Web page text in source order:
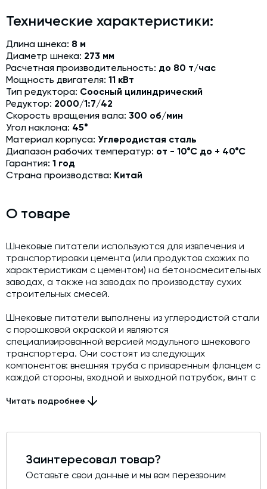
Срочная техпомощь. Онлайн-обследование и ремонт
завода
Доставка, шеф-монтаж и пуско-наладка и обучение
Автоматизированные системы управления (АСУ ТП) любой
сложности
Подбор и поставка комплектующих под любой завод
Экспертиза промышленной безопасности
Технический аудит бетонных заводов и производств
Проектирование технологических линий,промышленных
зданий и сооружений
Технические характеристики:
Длина шнека: 8 м
Диаметр шнека: 273 мм
Расчетная производительность: до 80 т/час
Мощность двигателя: 11 кВт
Тип редуктора: Соосный цилиндрический
Редуктор: 2000/1:7/42
Скорость вращения вала: 300 об/мин
Угол наклона: 45°
Материал корпуса: Углеродистая сталь
Диапазон рабочих температур: от - 10°С до + 40°С
Гарантия: 1 год
Страна производства: Китай
О товаре
Шнековые питатели используются для извлечения и
транспортировки цемента (или продуктов схожих по
характеристикам с цементом) на бетоносмесительных
заводах, а также на заводах по производству сухих
строительных смесей.
Шнековые питатели выполнены из углеродистой стали
с порошковой окраской и являются
специализированной версией модульного шнекового
транспортера. Они состоят из следующих
компонентов: внешняя труба с приваренным фланцем с
каждой стороны, входной и выходной патрубок, винт с
комплекте с уплотнениями вала (одна из концевых
шнекового питателя. Шнековые
соответствующим области применения.
Читать подробнее
Заинтересовал товар?
Оставьте свои данные и мы вам перезвоним